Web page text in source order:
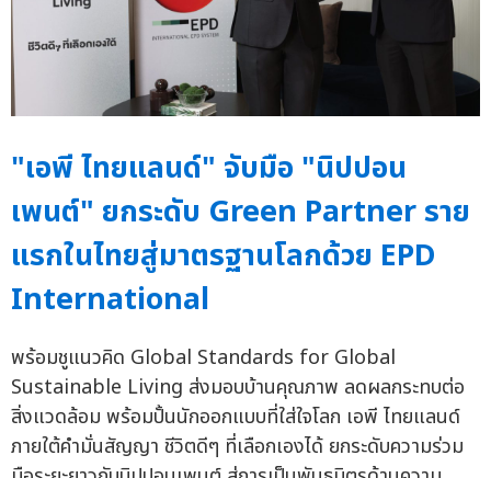
"เอพี ไทยแลนด์" จับมือ "นิปปอน
เพนต์" ยกระดับ Green Partner ราย
แรกในไทยสู่มาตรฐานโลกด้วย EPD
International
พร้อมชูแนวคิด Global Standards for Global
Sustainable Living ส่งมอบบ้านคุณภาพ ลดผลกระทบต่อ
สิ่งแวดล้อม พร้อมปั้นนักออกแบบที่ใส่ใจโลก เอพี ไทยแลนด์
ภายใต้คำมั่นสัญญา ชีวิตดีๆ ที่เลือกเองได้ ยกระดับความร่วม